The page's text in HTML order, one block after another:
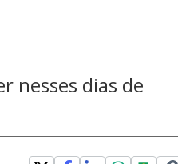
nesses dias de